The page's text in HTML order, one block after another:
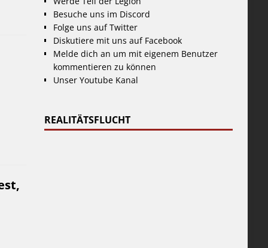
Besuche uns im Discord
Folge uns auf Twitter
Diskutiere mit uns auf Facebook
Melde dich an um mit eigenem Benutzer
kommentieren zu können
Unser Youtube Kanal
REALITÄTSFLUCHT